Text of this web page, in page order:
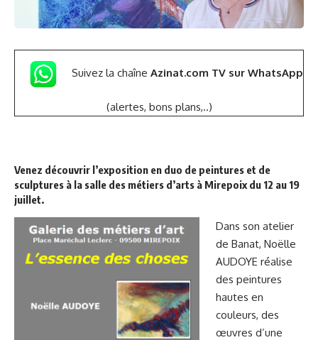
Suivez la chaîne Azinat.com TV sur WhatsApp
(alertes, bons plans,..)
Venez découvrir l’exposition en duo de peintures et de
sculptures à la salle des métiers d’arts à Mirepoix du 12 au 19
juillet.
Dans son atelier
de Banat, Noëlle
AUDOYE réalise
des peintures
hautes en
couleurs, des
œuvres d’une